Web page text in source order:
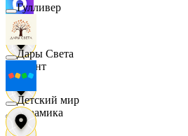
kari
Квант
Керамика
Гулливер
Дары Света
Детский мир